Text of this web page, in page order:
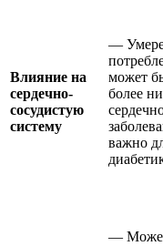
Влияние на
сердечно-
сосудистую
систему
—
может
более
важно
—